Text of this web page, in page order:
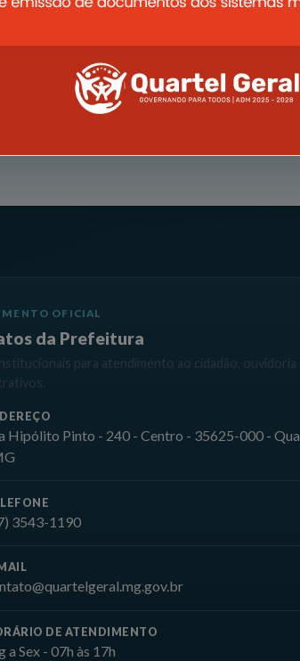
OFICIAL
da Prefeitura
para atendimento ao cidadão, ouvidoria
Hipólito Pinto - 240 - Centro - 35625-000 -
3543-1190
DE ATENDIMENTO
a Sex - 07h às 17h